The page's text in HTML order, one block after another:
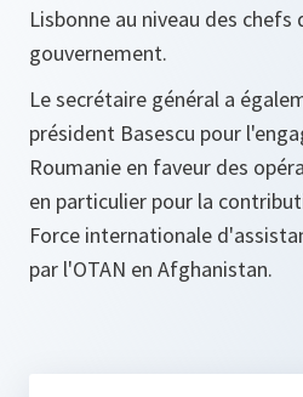
Lisbonne au niveau des
gouvernement.
Le secrétaire général a
président Basescu pour
Roumanie en faveur des
en particulier pour la
Force internationale
par l'OTAN en Afghanistan.